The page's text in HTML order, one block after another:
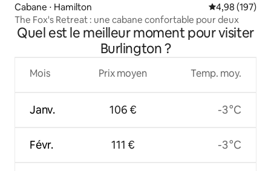
Cabane ⋅ Hamilton Évaluation
4,98 (197)
The Fox's Retreat : une cabane confortable pour deux
Quel est le meilleur moment pour visiter
Burlington ?
Mois
Janv.
Févr.
Prix moyen
106 €
111 €
Temp. moy.
-3 °C
-3 °C